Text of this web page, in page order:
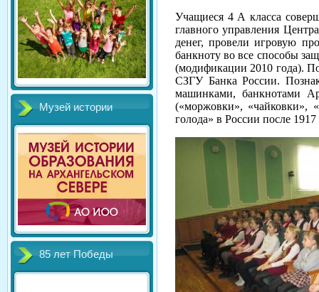
Музей истории
85 лет Победы
Учащиеся 4 А класса
главного управления
денег, провели игровую
банкноту во все способы
(модификации 2010 года).
СЗГУ Банка России.
машинками, банкнотами
(«моржовки», «чайковки»,
голода» в России после 1917